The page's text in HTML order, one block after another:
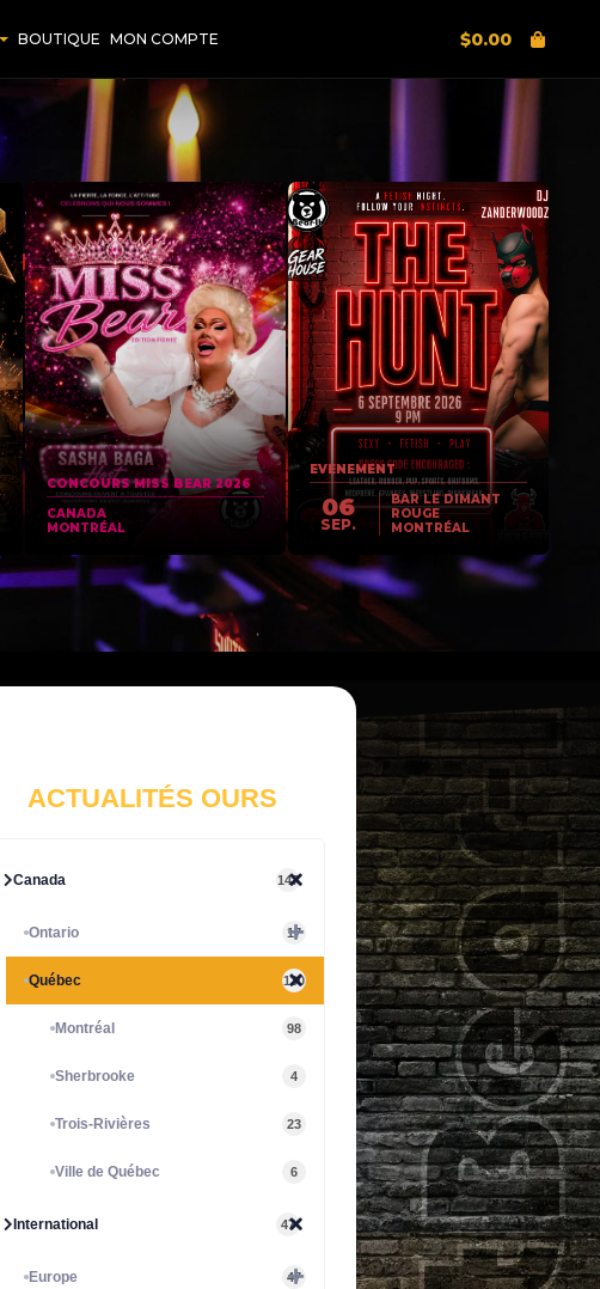
BOUTIQUE MON COMPTE $0.00
CONCOURS MISS BEAR 2026
CANADA
MONTRÉAL
EVENEMENT
06
SEP.
BAR LE DIMANT
ROUGE
MONTRÉAL
ACTUALITÉS OURS
Canada 147
Ontario 17
Québec 130
Montréal 98
Sherbrooke 4
Trois-Rivières 23
Ville de Québec 6
International 47
Europe 47